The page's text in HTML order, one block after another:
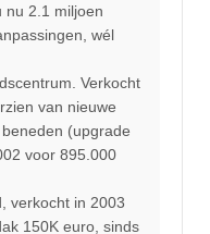
nu 2.1 miljoen
wél
Verkocht
van nieuwe
(upgrade
voor 895.000
verkocht in 2003
150K euro, sinds